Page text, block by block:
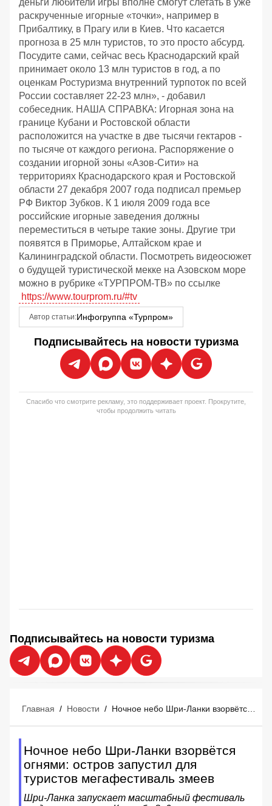
деньги любители игры вполне смогут слетать в уже
раскрученные игорные «точки», например в
Прибалтику, в Прагу или в Киев. Что касается
прогноза в 25 млн туристов, то это просто абсурд.
Посудите сами, сейчас весь Краснодарский край
принимает около 13 млн туристов в год, а по
оценкам Ростуризма внутренний турпоток по всей
России составляет 22-23 млн», - добавил
собеседник. НАША СПРАВКА: Игорная зона на
границе Кубани и Ростовской области
расположится на участке в две тысячи гектаров -
по тысяче от каждого региона. Распоряжение о
создании игорной зоны «Азов-Сити» на
территориях Краснодарского края и Ростовской
области 27 декабря 2007 года подписал премьер
РФ Виктор Зубков. К 1 июля 2009 года все
российские игорные заведения должны
переместиться в четыре такие зоны. Другие три
появятся в Приморье, Алтайском крае и
Калининградской области. Посмотреть видеосюжет
о будущей туристической мекке на Азовском море
можно в рубрике «ТУРПРОМ-ТВ» по ссылке
https://www.tourprom.ru/#tv
Автор статьи:Инфогруппа «Турпром»
Подписывайтесь на новости туризма
Спасибо что смотрите рекламу, это поддерживает проект. Прокрутите,
чтобы продолжить читать
Подписывайтесь на новости туризма
Главная / Новости /
Ночное небо Шри-Ланки взорвётся
огнями: остров запустил для
туристов мегафестиваль змеев
Шри-Ланка запускает масштабный фестиваль